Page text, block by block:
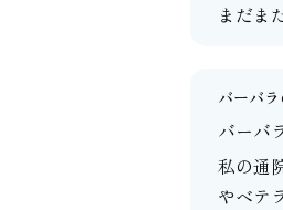
まだま
バーバ
バーバ
私の通
やベテ